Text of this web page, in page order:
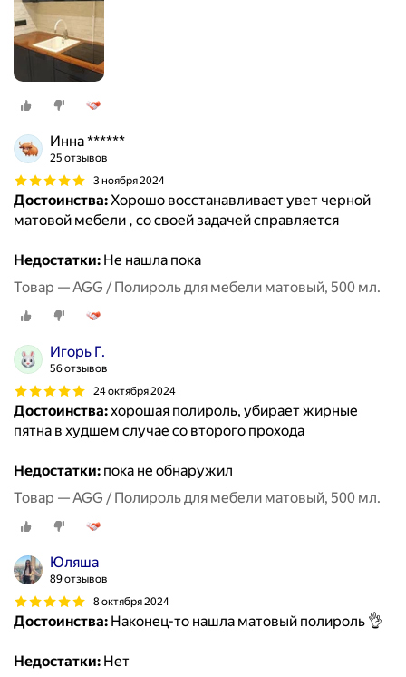
Инна ******
25 отзывов
3 ноября 2024
Достоинства:Хорошо восстанавливает увет черной
матовой мебели , со своей задачей справляется
Недостатки: Не нашла пока
Товар — AGG / Полироль для мебели матовый, 500 мл.
Игорь Г.
56 отзывов
24 октября 2024
Достоинства:хорошая полироль, убирает жирные
пятна в худшем случае со второго прохода
Недостатки: пока не обнаружил
Товар — AGG / Полироль для мебели матовый, 500 мл.
Юляша
89 отзывов
8 октября 2024
Достоинства: Наконец-то нашла матовый полироль 👌
Недостатки: Нет